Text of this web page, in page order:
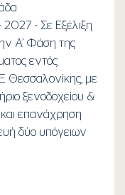
- Σε Εξέλιξη
Α’ Φάση της
εντός
Θεσσαλονίκης, με
ξενοδοχείου &
και επανάχρηση
δύο υπόγειων